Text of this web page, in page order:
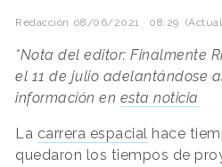
Redacción 08/06/2021 · 08:29
*Nota del editor: Finalmente
el 11 de julio adelantándose
información en esta noticia
La carrera espacial hace
quedaron los tiempos de